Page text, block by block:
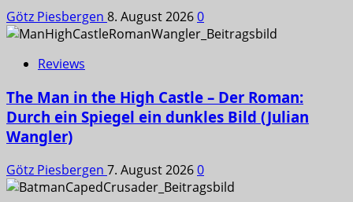
Götz Piesbergen 8. August 20260
Reviews
The Man in the High Castle – Der Roman:
Durch ein Spiegel ein dunkles Bild (Julian
Wangler)
Götz Piesbergen 7. August 20260